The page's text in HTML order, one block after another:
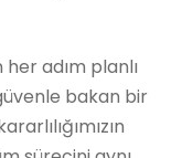
her adım planlı
bakan bir